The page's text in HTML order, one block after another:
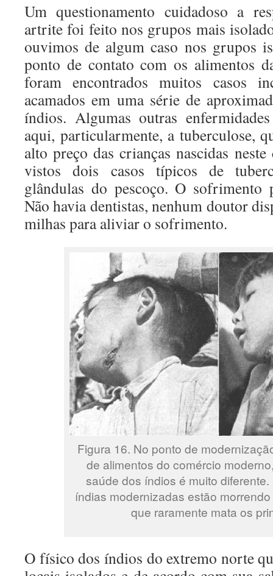
Um questionamento cuidadoso a
artrite foi feito nos grupos mais
ouvimos de algum caso nos grupos
ponto de contato com os alimentos
foram encontrados muitos casos
acamados em uma série de
índios. Algumas outras
aqui, particularmente, a tuberculose,
alto preço das crianças nascidas
vistos dois casos típicos de
glândulas do pescoço. O sofrimento
Não havia dentistas, nenhum doutor
milhas para aliviar o sofrimento.
Figura 16. No ponto de
de alimentos do comércio
saúde dos índios é muito
índias modernizadas estão
que raramente mata os
O físico dos índios do extremo norte